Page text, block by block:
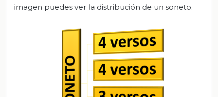
imagen puedes ver la distribución de un soneto.